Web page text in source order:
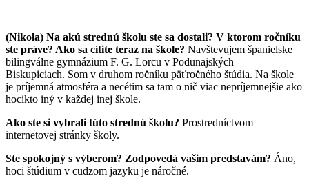
(Nikola) Na akú strednú školu ste sa dostali? V ktorom ročníku
ste práve? Ako sa cítite teraz na škole? Navštevujem španielske
bilingválne gymnázium F. G. Lorcu v Podunajských
Biskupiciach. Som v druhom ročníku päťročného štúdia. Na škole
je príjemná atmosféra a necétim sa tam o nič viac nepríjemnejšie ako
hocikto iný v každej inej škole.
Ako ste si vybrali túto strednú školu? Prostredníctvom
internetovej stránky školy.
Ste spokojný s výberom? Zodpovedá vašim predstavám? Áno,
hoci štúdium v cudzom jazyku je náročné.